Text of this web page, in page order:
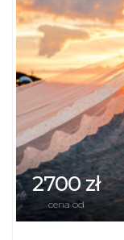
2700 zł
cena od